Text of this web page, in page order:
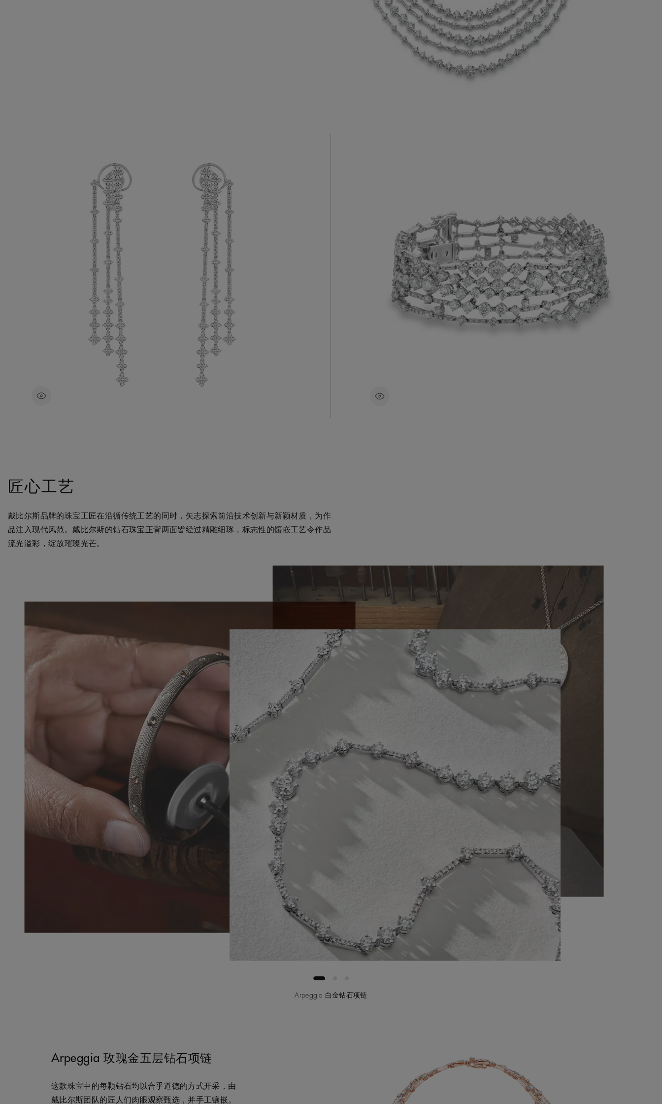
钻石总重约9.15克拉。 这款耳环由戴比尔斯工匠
会心打造，每颗钻石均以合乎道德的原则采购、精
心挑选。
£34,100
五排18K白金密镶钻石环绕手腕，每一排都额外点
缀着爪镶圆形明亮式切割钻石，如同一个个音符在
乐谱中翩翩起舞。
匠心工艺
戴比尔斯品牌的珠宝工匠在沿循传统工艺的同时，矢志探索前沿技术创新与新颖材质，为作
品注入现代风范。戴比尔斯的钻石珠宝正背两面皆经过精雕细琢，标志性的镶嵌工艺令作品
流光溢彩，绽放璀璨光芒。
Arpeggia 白金钻石项链
Arpeggia 玫瑰金五层钻石项链
这款珠宝中的每颗钻石均以合乎道德的方式开采，由
戴比尔斯团队的匠人们肉眼观察甄选，并手工镶嵌。